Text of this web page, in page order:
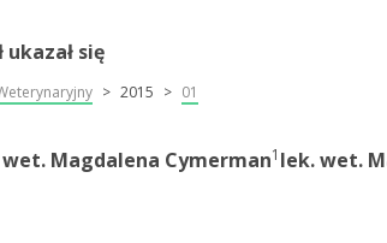
ukazał się
2015 01
wet. Magdalena Cymerman1 lek. wet.